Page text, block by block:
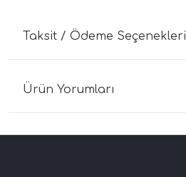
Taksit / Ödeme Seçenekleri
Ürün Yorumları